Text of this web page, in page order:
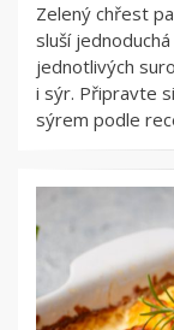
Zelený chřest
sluší
jednotlivých
i sýr. Připravte
sýrem podle